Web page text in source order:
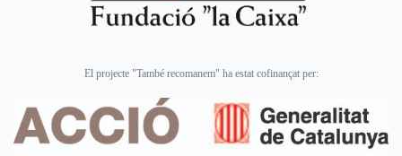
El projecte "També recomanem" ha estat cofinançat per: